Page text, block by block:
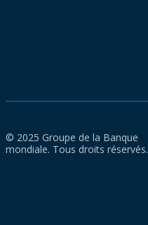
© 2025 Groupe de la Banque
mondiale. Tous droits réservés.